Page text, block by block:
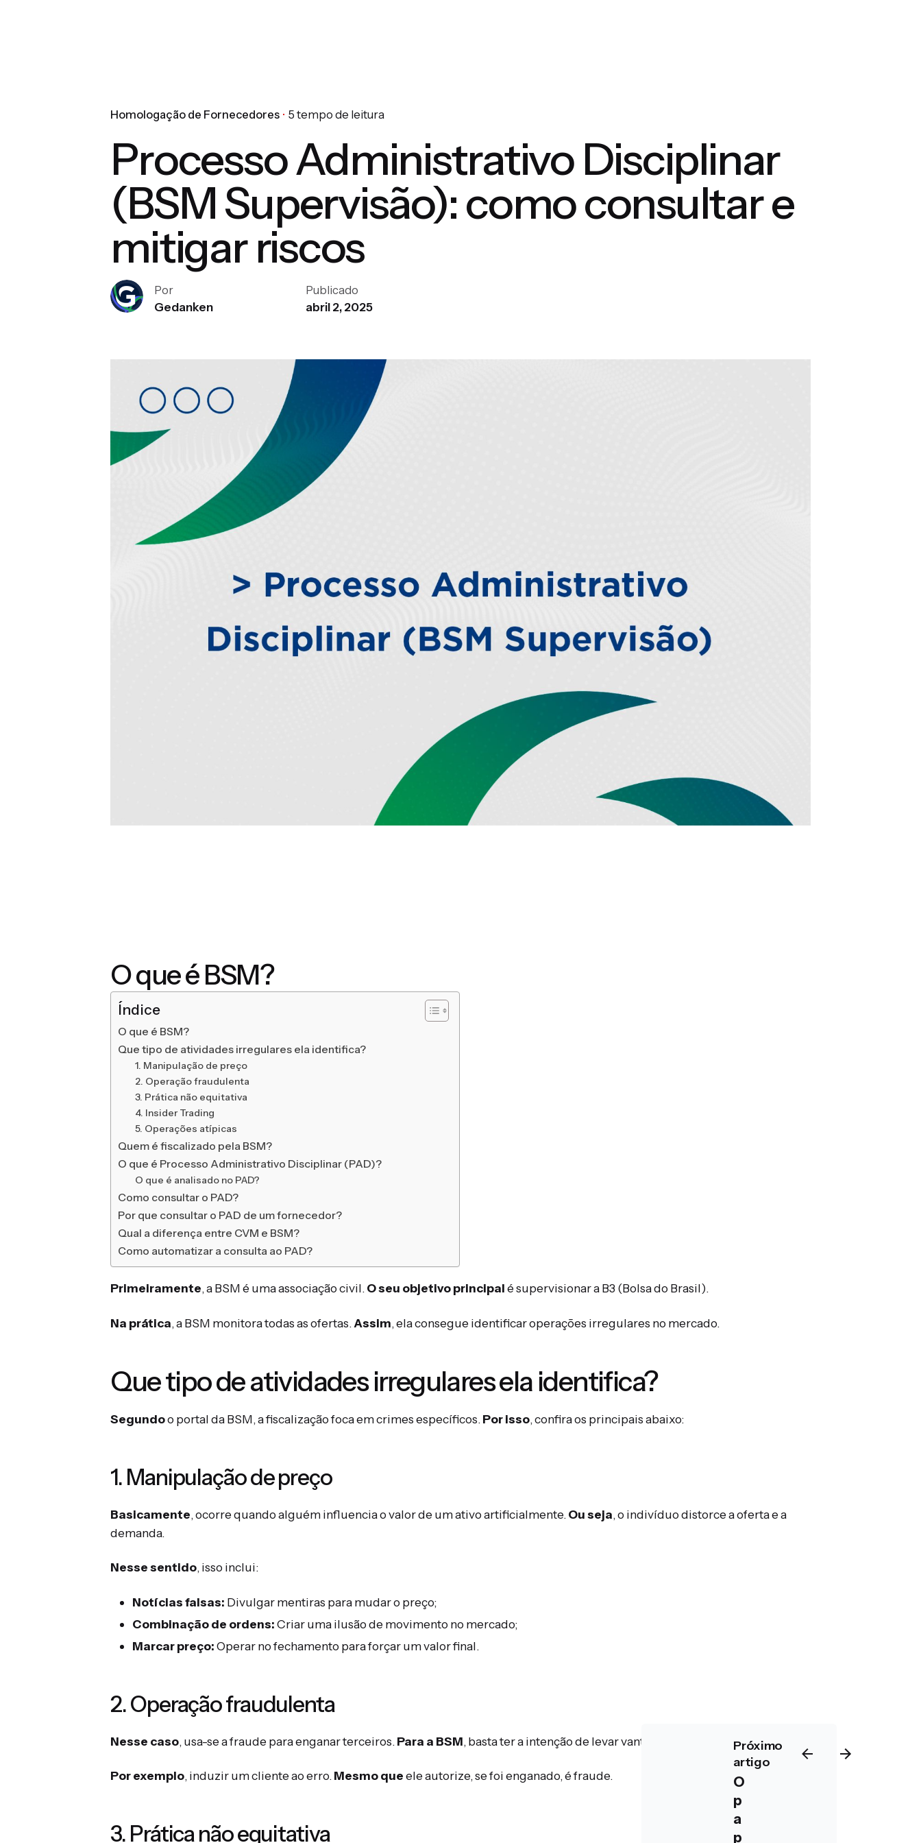
Homologação de Fornecedores 5 tempo de leitura
Processo Administrativo Disciplinar
(BSM Supervisão): como consultar e
mitigar riscos
Por
Gedanken
Publicado
abril 2, 2025
O que é BSM?
Índice
O que é BSM?
Que tipo de atividades irregulares ela identifica?
1. Manipulação de preço
2. Operação fraudulenta
3. Prática não equitativa
4. Insider Trading
5. Operações atípicas
Quem é fiscalizado pela BSM?
O que é Processo Administrativo Disciplinar (PAD)?
O que é analisado no PAD?
Como consultar o PAD?
Por que consultar o PAD de um fornecedor?
Qual a diferença entre CVM e BSM?
Como automatizar a consulta ao PAD?
Primeiramente, a BSM é uma associação civil. O seu objetivo principalé supervisionar a B3 (Bolsa do Brasil).
Na prática, a BSM monitora todas as ofertas. Assim, ela consegue identificar operações irregulares no mercado.
Que tipo de atividades irregulares ela identifica?
Segundoo portal da BSM, a fiscalização foca em crimes específicos. Por isso, confira os principais abaixo:
1. Manipulação de preço
Basicamente, ocorre quando alguém influencia o valor de um ativo artificialmente. Ou seja, o indivíduo distorce a oferta e a
demanda.
Nesse sentido, isso inclui:
Notícias falsas: Divulgar mentiras para mudar o preço;
Combinação de ordens:Criar uma ilusão de movimento no mercado;
Marcar preço:Operar no fechamento para forçar um valor final.
2. Operação fraudulenta
Nesse caso, usa-se a fraude para enganar terceiros. Para a BSM, basta ter a intenção de levar vantagem.
Por exemplo, induzir um cliente ao erro.Mesmo queele autorize, se foi enganado, é fraude.
3. Prática não equitativa
Próximo
artigo
O
p
a
p